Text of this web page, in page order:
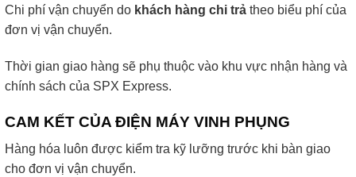
Chi phí vận chuyển do khách hàng chi trả theo biểu phí của
đơn vị vận chuyển.
Thời gian giao hàng sẽ phụ thuộc vào khu vực nhận hàng và
chính sách của SPX Express.
CAM KẾT CỦA ĐIỆN MÁY VINH PHỤNG
Hàng hóa luôn được kiểm tra kỹ lưỡng trước khi bàn giao
cho đơn vị vận chuyển.